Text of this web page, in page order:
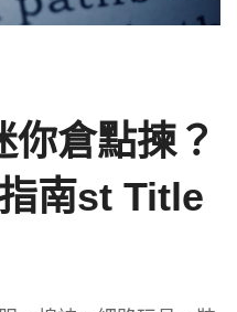
你倉點揀？
南st Title